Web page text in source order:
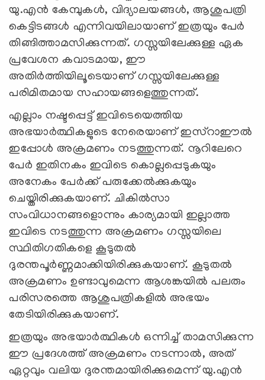
യു.എന്‍ കേമ്പുകള്‍, വിദ്യാലയങ്ങള്‍, ആശുപത്രി
കെട്ടിടങ്ങള്‍ എന്നിവയിലായാണ് ഇത്രയും പേര്‍
തിങ്ങിത്താമസിക്കുന്നത്. ഗസ്സയിലേക്കുള്ള ഏക
പ്രവേശന കവാടമായ, ഈ
അതിര്‍ത്തിയിലൂടെയാണ് ഗസ്സയിലേക്കുള്ള
പരിമിതമായ സഹായങ്ങളെത്തുന്നത്.
എല്ലാം നഷ്ടപ്പെട്ട് ഇവിടെയെത്തിയ
അഭയാര്‍ത്ഥികളുടെ നേരെയാണ് ഇസ്റാഈല്‍
ഇപ്പോള്‍ അക്രമണം നടത്തുന്നത്. നൂറിലേറെ
പേര്‍ ഇതിനകം ഇവിടെ കൊല്ലപ്പെടുകയും
അനേകം പേര്‍ക്ക് പരുക്കേല്‍ക്കുകയും
ചെയ്തിരിക്കുകയാണ്. ചികില്‍സാ
സംവിധാനങ്ങളൊന്നും കാര്യമായി ഇല്ലാത്ത
ഇവിടെ നടത്തുന്ന അക്രമണം ഗസ്സയിലെ
സ്ഥിതിഗതികളെ കൂടുതല്‍
ദുരന്തപൂര്‍ണ്ണമാക്കിയിരിക്കുകയാണ്. കൂടുതല്‍
അക്രമണം ഉണ്ടാവുമെന്ന ആശങ്കയില്‍ പലരും
പരിസരത്തെ ആശുപത്രികളില്‍ അഭയം
തേടിയിരിക്കുകയാണ്.
ഇത്രയും അഭയാര്‍ത്ഥികള്‍ ഒന്നിച്ച് താമസിക്കുന്ന
ഈ പ്രദേശത്ത് അക്രമണം നടന്നാല്‍, അത്
ഏറ്റവും വലിയ ദുരന്തമായിരിക്കുമെന്ന് യു.എന്‍